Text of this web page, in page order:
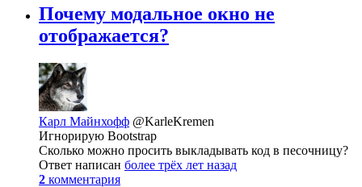
Почему модальное окно не
отображается?
Карл Майнхофф @KarleKremen
Игнорирую Bootstrap
Сколько можно просить выкладывать код в песочницу?
Ответ написан более трёх лет назад
2 комментария